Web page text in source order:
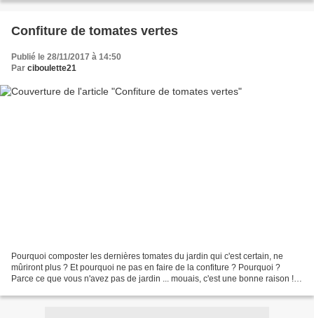
Confiture de tomates vertes
Publié le 28/11/2017 à 14:50
Par ciboulette21
Pourquoi composter les dernières tomates du jardin qui c'est certain, ne
mûriront plus ? Et pourquoi ne pas en faire de la confiture ? Pourquoi ?
Parce ce que vous n'avez pas de jardin ... mouais, c'est une bonne raison !